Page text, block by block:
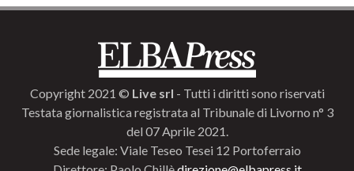
Copyright 2021 © Live srl - Tutti i diritti sono riservati
Testata giornalistica registrata al Tribunale di Livorno n° 3
del 07 Aprile 2021.
Sede legale: Viale Teseo Tesei 12 Portoferraio